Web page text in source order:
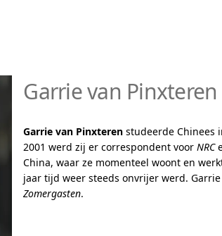
Garrie van Pinxteren
Garrie van Pinxteren studeerde Chinees
2001 werd zij er correspondent voorNRC
China, waar ze momenteel woont en
jaar tijd weer steeds onvrijer werd.
Zomergasten.